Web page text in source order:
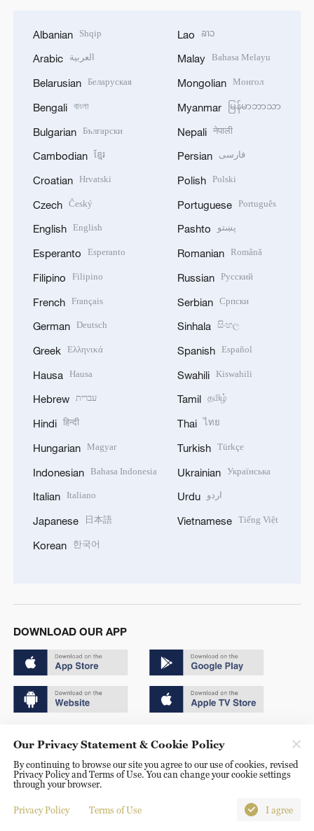
Albanian Shqip
Arabic العربية
Belarusian Беларуская
Bengali বাংলা
Bulgarian Български
Cambodian ខ្មែរ
Croatian Hrvatski
Czech Český
English English
Esperanto Esperanto
Filipino Filipino
French Français
German Deutsch
Greek Ελληνικά
Hausa Hausa
Hebrew עברית
Hindi हिन्दी
Hungarian Magyar
Indonesian Bahasa Indonesia
Italian Italiano
Japanese 日本語
Korean 한국어
Lao ລາວ
Malay Bahasa Melayu
Mongolian Монгол
Myanmar မြန်မာဘာသာ
Nepali नेपाली
Persian فارسی
Polish Polski
Portuguese Português
Pashto پښتو
Romanian Română
Russian Русский
Serbian Српски
Sinhala සිංහල
Spanish Español
Swahili Kiswahili
Tamil தமிழ்
Thai ไทย
Turkish Türkçe
Ukrainian Українська
Urdu اردو
Vietnamese Tiếng Việt
DOWNLOAD OUR APP
京ICP备20000184号
京公网安备 11010502050052号
Disinformation report hotline: 010-85061466
Our Privacy Statement & Cookie Policy
By continuing to browse our site you agree to our use of cookies, revised
Privacy Policy and Terms of Use. You can change your cookie settings
through your browser.
Privacy Policy Terms of Use I agree